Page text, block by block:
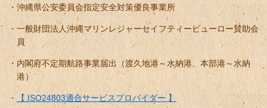
沖縄県公安委員会指定安全対策優良事業所
一般財団法人沖縄マリンレジャーセイフティービューロー賛助会
員
内閣府不定期航路事業届出（渡久地港～水納港、本部港～水納
港）
【 ISO24803適合サービスプロバイダー 】